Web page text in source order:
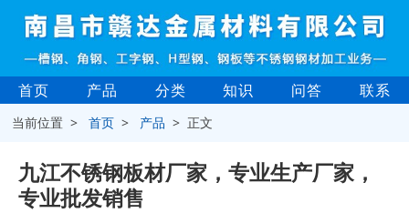
首页 产品 分类 知识 问答 联系
当前位置 >首页 > 产品 > 正文
九江不锈钢板材厂家，专业生产厂家，
专业批发销售